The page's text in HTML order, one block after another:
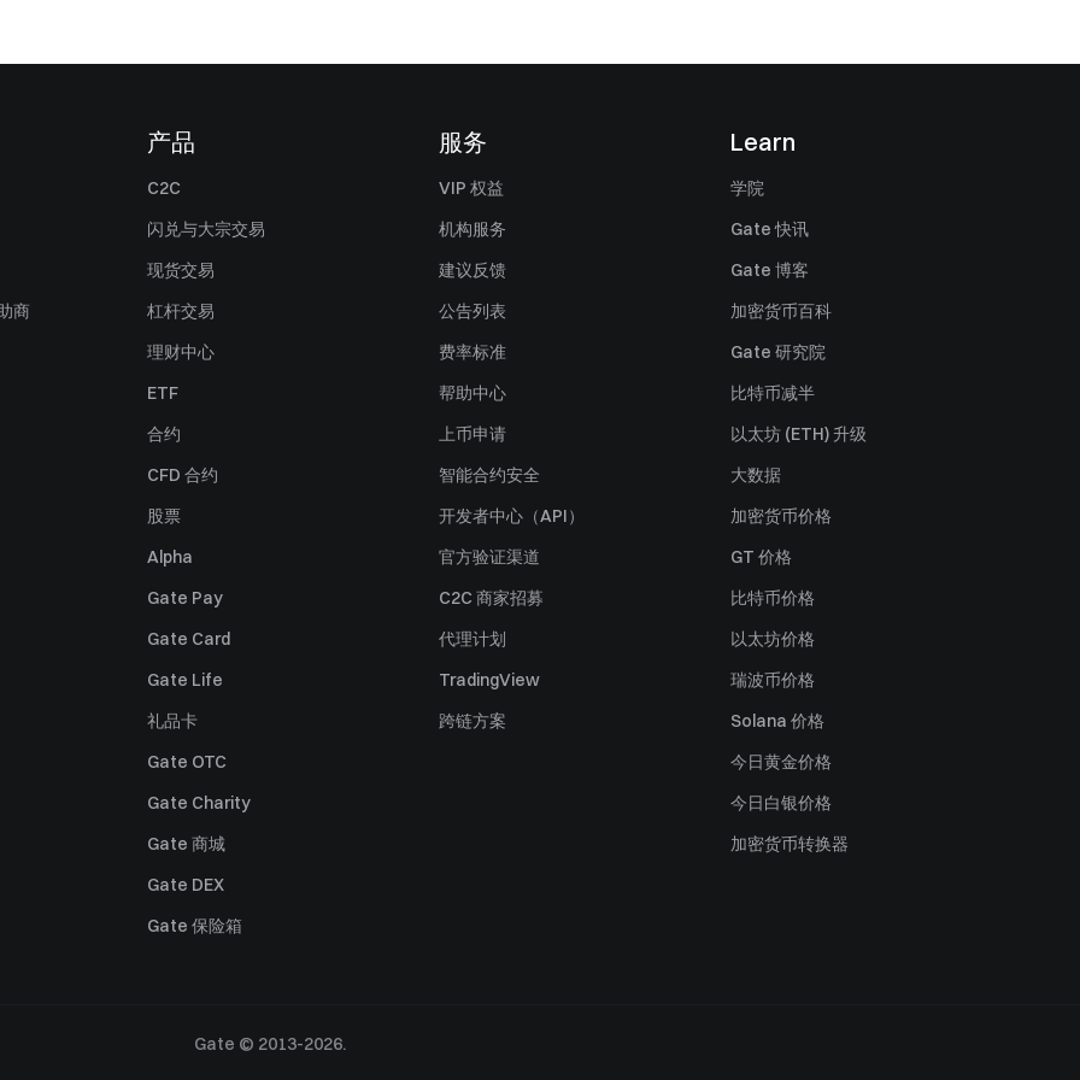
商
产品
C2C
闪兑与大宗交易
现货交易
杠杆交易
理财中心
ETF
合约
CFD 合约
股票
Alpha
Gate Pay
Gate Card
Gate Life
礼品卡
Gate OTC
Gate Charity
Gate 商城
Gate DEX
Gate 保险箱
服务
VIP 权益
机构服务
建议反馈
公告列表
费率标准
帮助中心
上币申请
智能合约安全
开发者中心（API）
官方验证渠道
C2C 商家招募
代理计划
TradingView
跨链方案
Learn
学院
Gate 快讯
Gate 博客
加密货币百科
Gate 研究院
比特币减半
以太坊 (ETH) 升级
大数据
加密货币价格
GT 价格
比特币价格
以太坊价格
瑞波币价格
Solana 价格
今日黄金价格
今日白银价格
加密货币转换器
Gate © 2013-2026.